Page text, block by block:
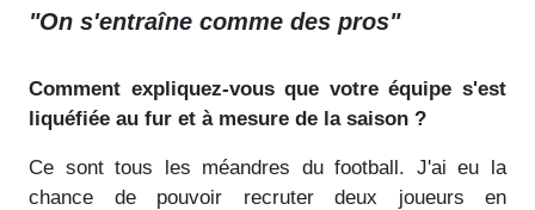
"On s'entraîne comme des pros"
Comment expliquez-vous que votre équipe s'est
liquéfiée au fur et à mesure de la saison ?
Ce sont tous les méandres du football. J'ai eu la
chance de pouvoir recruter deux joueurs en